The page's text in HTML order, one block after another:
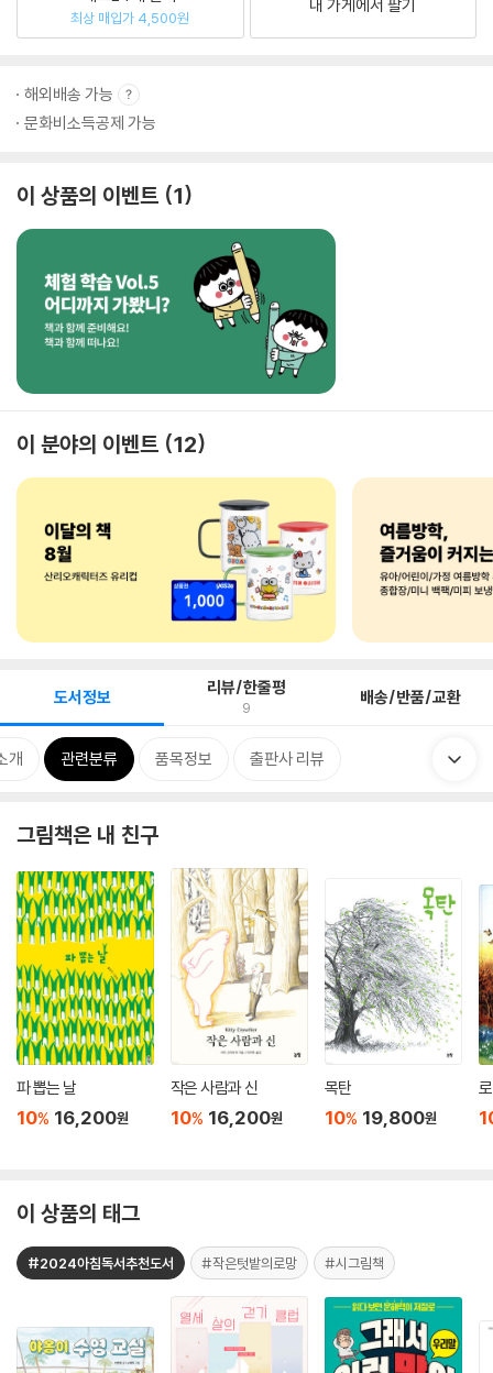
최상 매입가 4,500원
내 가게에서 팔기
해외배송 가능
문화비소득공제 가능
이 상품의 이벤트 1
이 분야의 이벤트 12
도서정보 리뷰/한줄평
9 배송/반품/교환
개 관련분류 품목정보 출판사 리뷰
그림책은 내 친구
파 뽑는 날
10% 16,200원
작은 사람과 신
10% 16,200원
목탄
10% 19,800원
이 상품의 태그
#2024아침독서추천도서 #작은텃밭의로망 #시그림책